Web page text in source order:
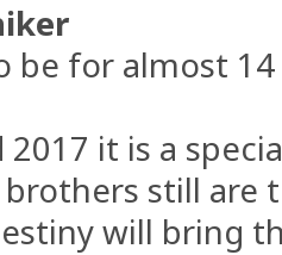
be for almost
2017 it is a
still are
will bring